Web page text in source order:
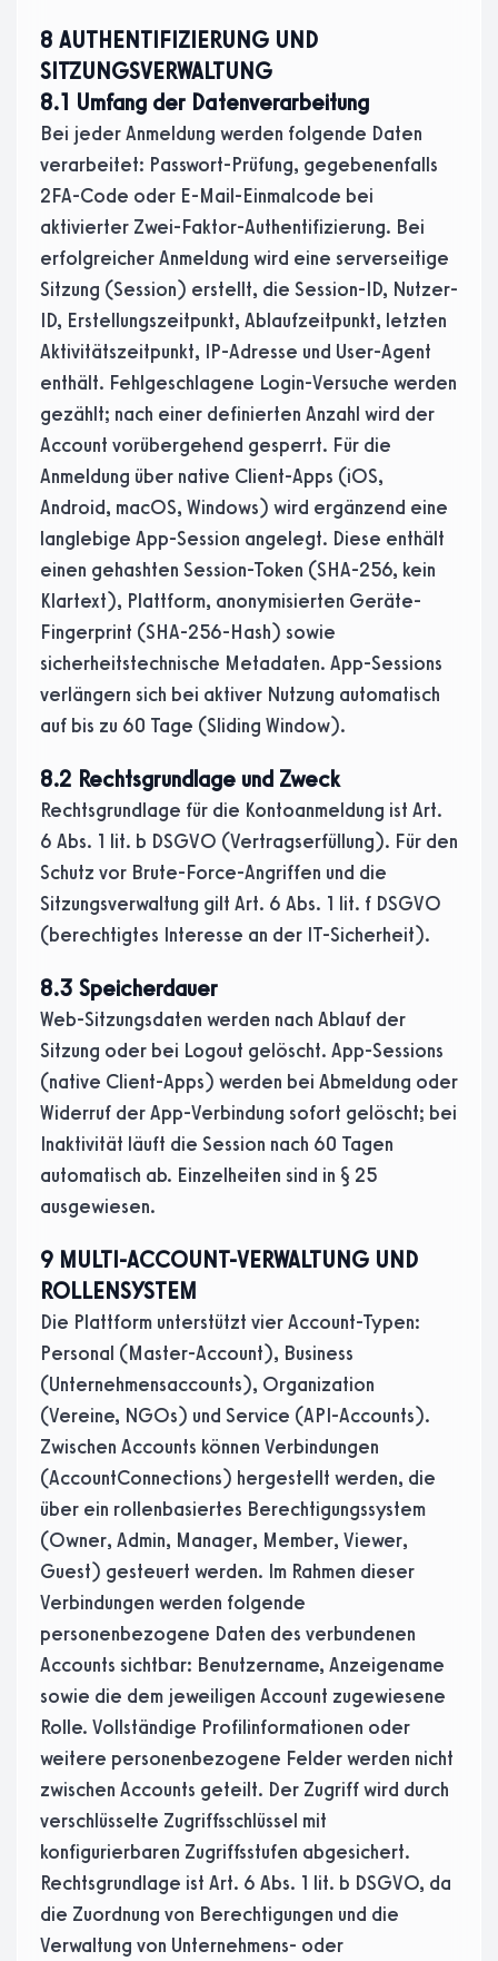
8 AUTHENTIFIZIERUNG UND
SITZUNGSVERWALTUNG
8.1 Umfang der Datenverarbeitung
Bei jeder Anmeldung werden folgende Daten
verarbeitet: Passwort-Prüfung, gegebenenfalls
2FA-Code oder E-Mail-Einmalcode bei
aktivierter Zwei-Faktor-Authentifizierung. Bei
erfolgreicher Anmeldung wird eine serverseitige
Sitzung (Session) erstellt, die Session-ID, Nutzer-
ID, Erstellungszeitpunkt, Ablaufzeitpunkt, letzten
Aktivitätszeitpunkt, IP-Adresse und User-Agent
enthält. Fehlgeschlagene Login-Versuche werden
gezählt; nach einer definierten Anzahl wird der
Account vorübergehend gesperrt. Für die
Anmeldung über native Client-Apps (iOS,
Android, macOS, Windows) wird ergänzend eine
langlebige App-Session angelegt. Diese enthält
einen gehashten Session-Token (SHA-256, kein
Klartext), Plattform, anonymisierten Geräte-
Fingerprint (SHA-256-Hash) sowie
sicherheitstechnische Metadaten. App-Sessions
verlängern sich bei aktiver Nutzung automatisch
auf bis zu 60 Tage (Sliding Window).
8.2 Rechtsgrundlage und Zweck
Rechtsgrundlage für die Kontoanmeldung ist Art.
6 Abs. 1 lit. b DSGVO (Vertragserfüllung). Für den
Schutz vor Brute-Force-Angriffen und die
Sitzungsverwaltung gilt Art. 6 Abs. 1 lit. f DSGVO
(berechtigtes Interesse an der IT-Sicherheit).
8.3 Speicherdauer
Web-Sitzungsdaten werden nach Ablauf der
Sitzung oder bei Logout gelöscht. App-Sessions
(native Client-Apps) werden bei Abmeldung oder
Widerruf der App-Verbindung sofort gelöscht; bei
Inaktivität läuft die Session nach 60 Tagen
automatisch ab. Einzelheiten sind in § 25
ausgewiesen.
9 MULTI-ACCOUNT-VERWALTUNG UND
ROLLENSYSTEM
Die Plattform unterstützt vier Account-Typen:
Personal (Master-Account), Business
(Unternehmensaccounts), Organization
(Vereine, NGOs) und Service (API-Accounts).
Zwischen Accounts können Verbindungen
(AccountConnections) hergestellt werden, die
über ein rollenbasiertes Berechtigungssystem
(Owner, Admin, Manager, Member, Viewer,
Guest) gesteuert werden. Im Rahmen dieser
Verbindungen werden folgende
personenbezogene Daten des verbundenen
Accounts sichtbar: Benutzername, Anzeigename
sowie die dem jeweiligen Account zugewiesene
Rolle. Vollständige Profilinformationen oder
weitere personenbezogene Felder werden nicht
zwischen Accounts geteilt. Der Zugriff wird durch
verschlüsselte Zugriffsschlüssel mit
konfigurierbaren Zugriffsstufen abgesichert.
Rechtsgrundlage ist Art. 6 Abs. 1 lit. b DSGVO, da
die Zuordnung von Berechtigungen und die
Verwaltung von Unternehmens- oder